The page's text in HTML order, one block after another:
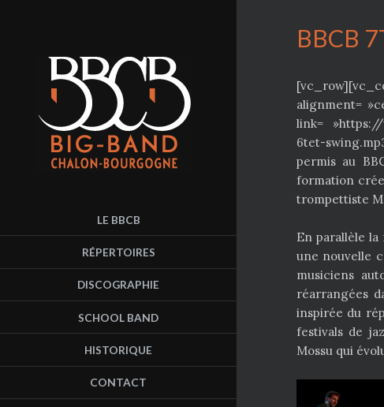
LE BBCB
RÉPERTOIRES
DISCOGRAPHIE
SCHOOL BAND
HISTORIQUE
CONTACT
BBCB
alignment=
link= »https://
6tet-
permis au
formation
trompettiste
En parallèle
une nouvelle
musiciens
réarrangées
inspirée du
festivals de
Mossu qui